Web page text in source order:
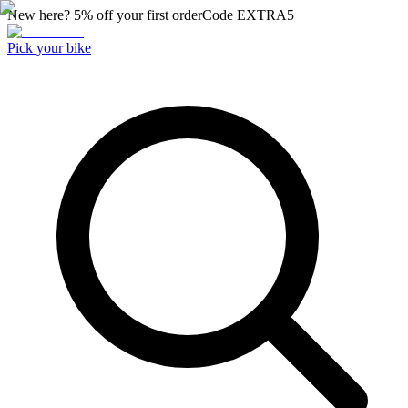
New here? 5% off your first orderCode EXTRA5
Pick your bike